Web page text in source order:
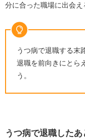
分に合った職場に出会え
うつ病で退職する末
退職を前向きにとら
う。
うつ病で退職した